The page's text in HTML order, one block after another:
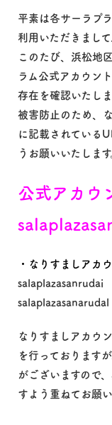
平素は各サーラプ
利用いただきまし
このたび、浜松地
ラム公式アカウン
存在を確認いたしま
被害防止のため、
に記載されている
うお願いいたします
公式アカウ
・なりすましアカ
salaplazasanrudai
salaplazasanarudal
なりすましアカウ
を行っております
がございますので
すよう重ねてお願い